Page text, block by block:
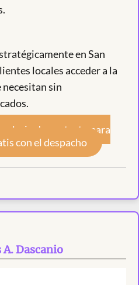
en San
locales acceder a la
sin
de contacto para
con el despacho
Dascanio